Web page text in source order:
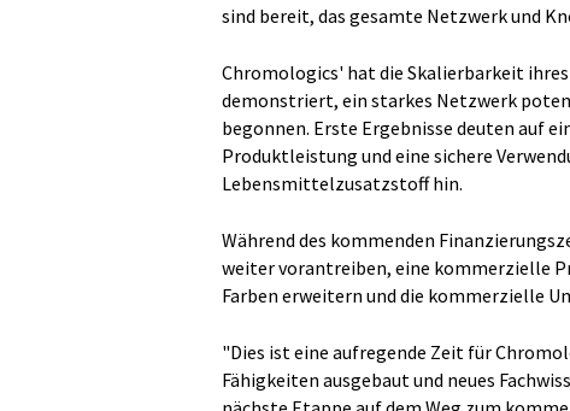
sind bereit, das gesamte Netzwerk und
Chromologics' hat die Skalierbarkeit
demonstriert, ein starkes Netzwerk
begonnen. Erste Ergebnisse deuten auf
Produktleistung und eine sichere
Lebensmittelzusatzstoff hin.
Während des kommenden
weiter vorantreiben, eine kommerzielle
Farben erweitern und die kommerzielle
"Dies ist eine aufregende Zeit für
Fähigkeiten ausgebaut und neues